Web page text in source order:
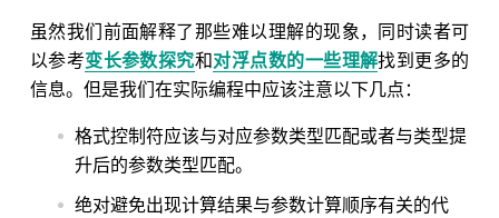
虽然我们前面解释了那些难以理解的现象，同时读者可
以参考变长参数探究和对浮点数的一些理解找到更多的
信息。但是我们在实际编程中应该注意以下几点：
格式控制符应该与对应参数类型匹配或者与类型提
升后的参数类型匹配。
绝对避免出现计算结果与参数计算顺序有关的代